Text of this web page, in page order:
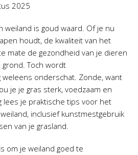
2025
weiland is goud waard. Of je nu
houdt, de kwaliteit van het
mate de gezondheid van je dieren
Toch wordt
onderschat. Zonde, want
je je gras sterk, voedzaam en
lees je praktische tips voor het
inclusief kunstmestgebruik
van je grasland.
om je weiland goed te